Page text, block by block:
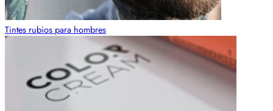
Tintes rubios para hombres